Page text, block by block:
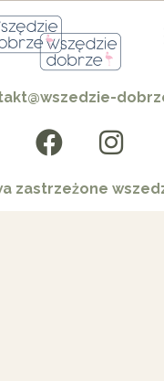
zastrzeżone